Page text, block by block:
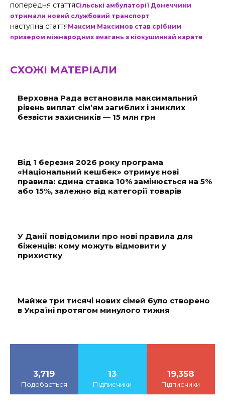
попередня статтяСільські амбулаторії Донеччини
отримали новий службовий транспорт
наступна статтяМаксим Максимов став срібним
призером міжнародних змагань з кіокушинкай карате
СХОЖІ МАТЕРІАЛИ
Верховна Рада встановила максимальний
рівень виплат сім’ям загиблих і зниклих
безвісти захисників — 15 млн грн
Від 1 березня 2026 року програма
«Національний кешбек» отримує нові
правила: єдина ставка 10% замінюється на 5%
або 15%, залежно від категорії товарів
У Данії повідомили про нові правила для
біженців: кому можуть відмовити у
прихистку
Майже три тисячі нових сімей було створено
в Україні протягом минулого тижня
3,719
Подобається
13
Підписчики
19,358
Підписчики